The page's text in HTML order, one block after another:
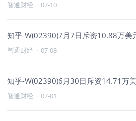
智通财经 · 07-10
知乎-W(02390)7月7日斥资10.88万美
智通财经 · 07-08
知乎-W(02390)6月30日斥资14.71万
智通财经 · 07-01